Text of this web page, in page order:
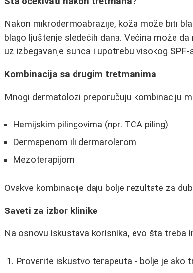
Nakon mikrodermoabrazije, koža može biti
blago ljuštenje sledećih dana. Većina može
uz izbegavanje sunca i upotrebu visokog SPF-
Kombinacija sa drugim tretmanima
Mnogi dermatolozi preporučuju kombinaciju
Hemijskim pilingovima (npr. TCA piling)
Dermapenom ili dermarolerom
Mezoterapijom
Ovakve kombinacije daju bolje rezultate za
Saveti za izbor klinike
Na osnovu iskustava korisnika, evo šta treba
Proverite iskustvo terapeuta - bolje je ako